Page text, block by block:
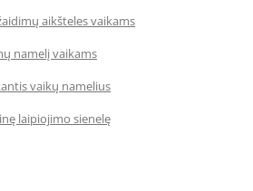
aikšteles vaikams
namelį vaikams
vaikų namelius
laipiojimo sienelę